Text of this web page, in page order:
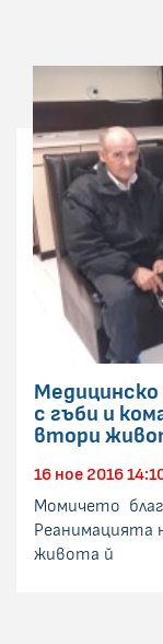
с гъби и
втори
16 ное 2016
Момичето
Реанимацията
живота й